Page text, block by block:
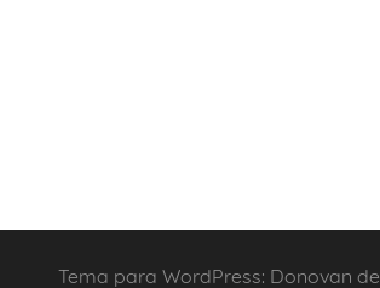
Tema para WordPress: Donovan de